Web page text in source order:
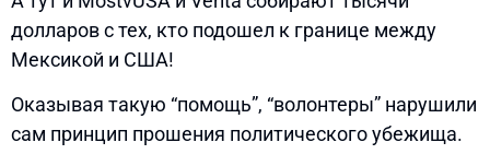
долларов с тех, кто подошел к границе между
Мексикой и США!
Оказывая такую “помощь”, “волонтеры” нарушили
сам принцип прошения политического убежища.